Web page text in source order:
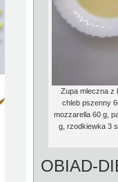
Zupa mleczna z
chleb pszenny
mozzarella 60 g,
g, rzodkiewka 3
OBIAD-